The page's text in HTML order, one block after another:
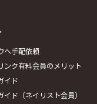
へ手配依頼
ンク有料会員のメリット
イド
イド（ネイリスト会員）